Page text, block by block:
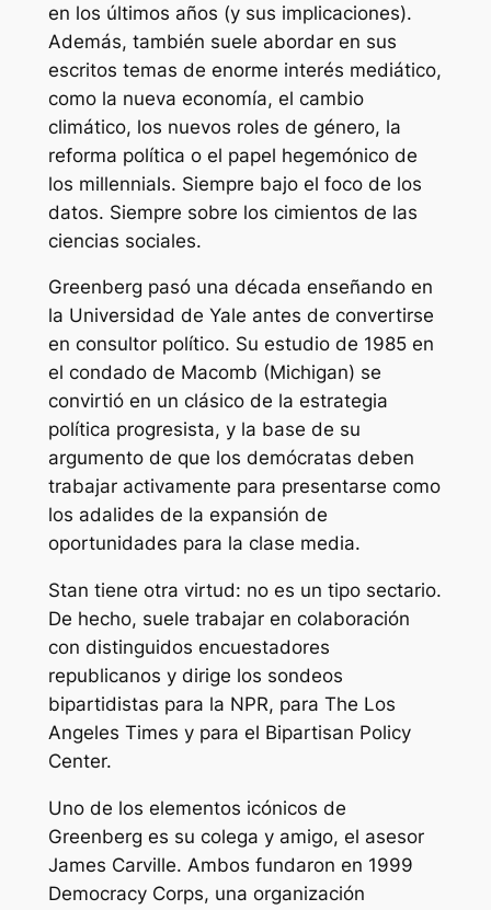
en los últimos años (y sus implicaciones).
Además, también suele abordar en sus
escritos temas de enorme interés mediático,
como la nueva economía, el cambio
climático, los nuevos roles de género, la
reforma política o el papel hegemónico de
los millennials. Siempre bajo el foco de los
datos. Siempre sobre los cimientos de las
ciencias sociales.
Greenberg pasó una década enseñando en
la Universidad de Yale antes de convertirse
en consultor político. Su estudio de 1985 en
el condado de Macomb (Michigan) se
convirtió en un clásico de la estrategia
política progresista, y la base de su
argumento de que los demócratas deben
trabajar activamente para presentarse como
los adalides de la expansión de
oportunidades para la clase media.
Stan tiene otra virtud: no es un tipo sectario.
De hecho, suele trabajar en colaboración
con distinguidos encuestadores
republicanos y dirige los sondeos
bipartidistas para la NPR, para The Los
Angeles Times y para el Bipartisan Policy
Center.
Uno de los elementos icónicos de
Greenberg es su colega y amigo, el asesor
James Carville. Ambos fundaron en 1999
Democracy Corps, una organización